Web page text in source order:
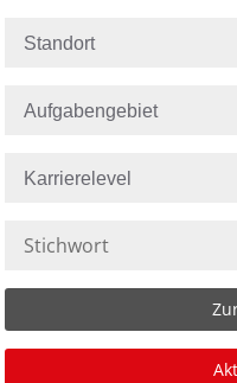
Standort
Aufgabengebiet
Karrierelevel